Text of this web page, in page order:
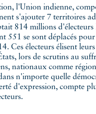
l'Union indienne,
s'ajouter 7 territoires
814 millions
551 se sont déplacés
Ces électeurs élisent
lors de scrutins au
nationaux comme
n'importe quelle
d'expression, compte